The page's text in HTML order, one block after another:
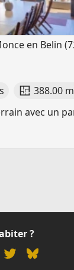
en Belin
388.00
avec un
?